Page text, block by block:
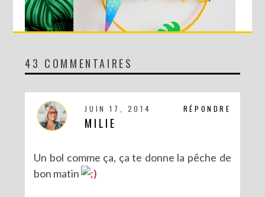
DIY SPÉCIAL BRÉSIL : LE MOBILE RIO
43 COMMENTAIRES
RÉPONDRE
JUIN 17, 2014
MILIE
Un bol comme ça, ça te donne la pêche de
bon matin